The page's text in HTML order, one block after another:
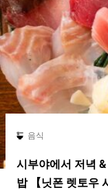
화롭게 추가한 것이
비) 카이(조개)미소
Miso）』입니다. 대
계란과 마늘의 콜라
인뿐만 아니라 해외
료에 아이디어가 있
음식
시부야에서 저녁
밥 【닛폰 렛토우